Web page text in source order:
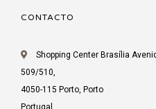
CONTACTO
Shopping Center Brasília
509/510,
4050-115 Porto, Porto
Portugal